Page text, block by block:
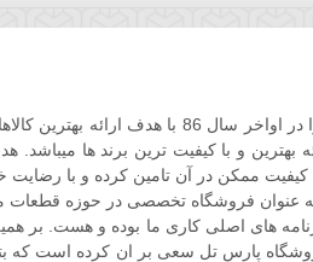
فروشگاه پارس تل فعالیت خود را
و با کیفیت ترین برند ها میباشد.
کیفیت ممکن در آن تامین کرده و با رضایت
فروشگاه تخصصی در حوزه قطعات
های اصلی کاری ما بوده و هست. بر
پارس تل سعی بر ان کرده است که